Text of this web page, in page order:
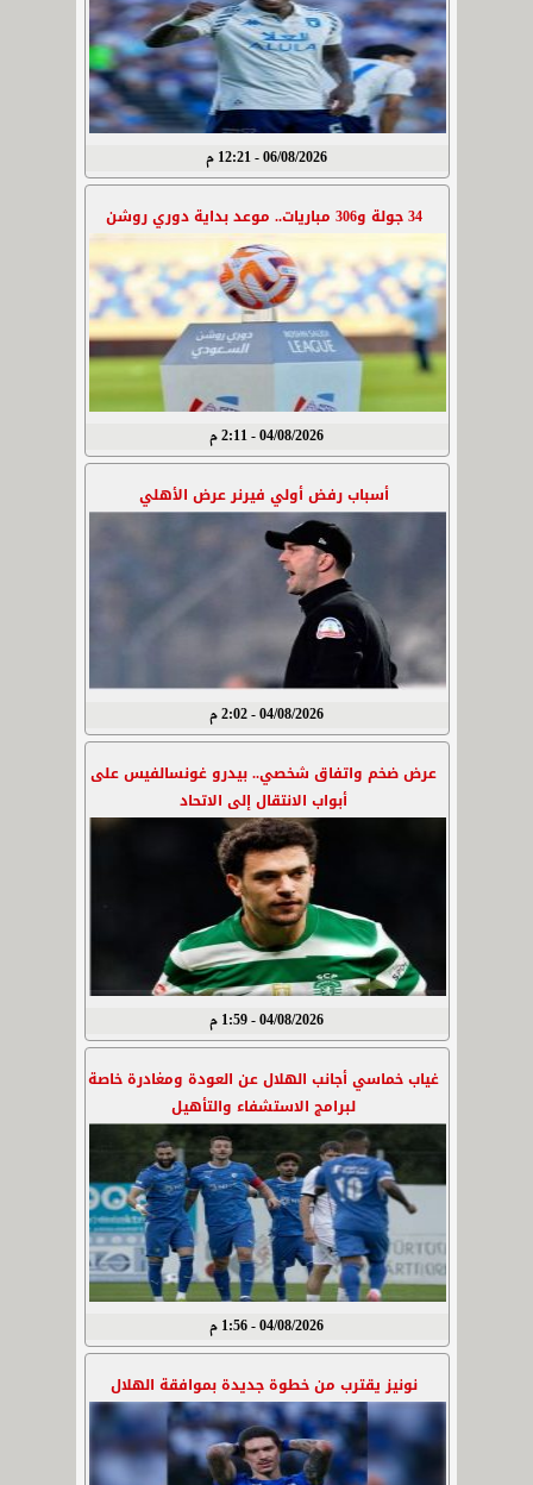
06/08/2026 - 12:21 م
34 جولة و306 مباريات.. موعد بداية دوري روشن
04/08/2026 - 2:11 م
أسباب رفض أولي فيرنر عرض الأهلي
04/08/2026 - 2:02 م
عرض ضخم واتفاق شخصي.. بيدرو غونسالفيس على
أبواب الانتقال إلى الاتحاد
04/08/2026 - 1:59 م
غياب خماسي أجانب الهلال عن العودة ومغادرة خاصة
لبرامج الاستشفاء والتأهيل
04/08/2026 - 1:56 م
نونيز يقترب من خطوة جديدة بموافقة الهلال